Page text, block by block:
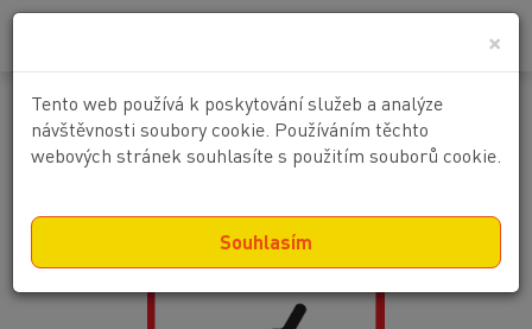
×
Tento web používá k poskytování služeb a analýze
návštěvnosti soubory cookie. Používáním těchto
webových stránek souhlasíte s použitím souborů cookie.
Souhlasím
Plyny pod tlakem